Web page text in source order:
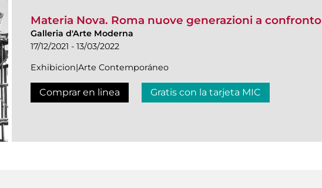
Materia Nova. Roma nuove generazioni a confronto
Galleria d'Arte Moderna
17/12/2021 - 13/03/2022
Exhibicion|Arte Contemporáneo
Comprar en linea Gratis con la tarjeta MIC